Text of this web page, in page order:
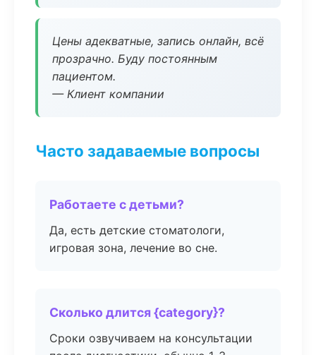
Цены адекватные, запись онлайн, всё
прозрачно. Буду постоянным
пациентом.
— Клиент компании
Часто задаваемые вопросы
Работаете с детьми?
Да, есть детские стоматологи,
игровая зона, лечение во сне.
Сколько длится {category}?
Сроки озвучиваем на консультации